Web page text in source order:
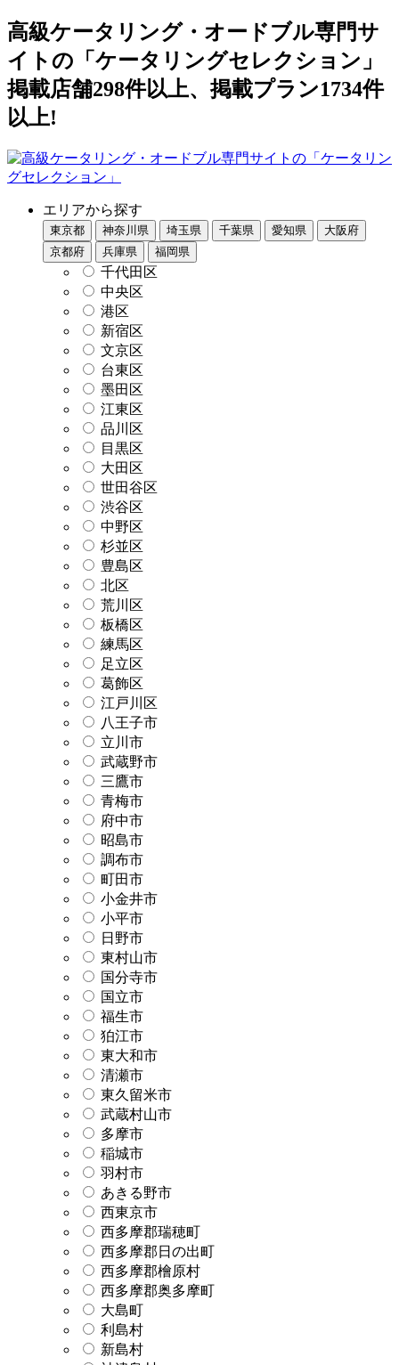
高級ケータリング・オードブル専門サ
イトの「ケータリングセレクション」
掲載店舗298件以上、掲載プラン1734件
以上!
エリアから探す
東京都 神奈川県 埼玉県 千葉県 愛知県
大阪府
京都府
兵庫県 福岡県
千代田区
中央区
港区
新宿区
文京区
台東区
墨田区
江東区
品川区
目黒区
大田区
世田谷区
渋谷区
中野区
杉並区
豊島区
北区
荒川区
板橋区
練馬区
足立区
葛飾区
江戸川区
八王子市
立川市
武蔵野市
三鷹市
青梅市
府中市
昭島市
調布市
町田市
小金井市
小平市
日野市
東村山市
国分寺市
国立市
福生市
狛江市
東大和市
清瀬市
東久留米市
武蔵村山市
多摩市
稲城市
羽村市
あきる野市
西東京市
西多摩郡瑞穂町
西多摩郡日の出町
西多摩郡檜原村
西多摩郡奥多摩町
大島町
利島村
新島村